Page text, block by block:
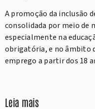
A promoção da inclusão
consolidada por meio de
especialmente na
obrigatória, e no âmbito
emprego a partir dos 18
Leia mais